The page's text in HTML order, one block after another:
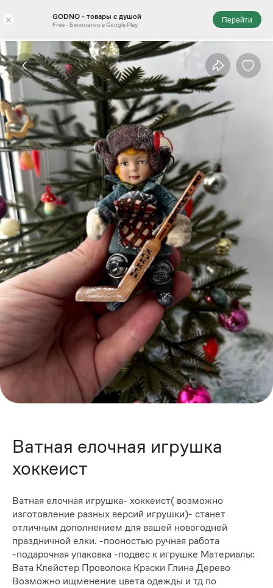
× GODNO - товары с душой
Free - Бесплатно в Google Play
Перейти
Ватная елочная игрушка
хоккеист
Ватная елочная игрушка- хоккеист( возможно
изготовление разных версий игрушки)- станет
отличным дополнением для вашей новогодней
праздничной елки. -пооностью ручная работа
-подарочная упаковка -подвес к игрушке Материалы:
Вата Клейстер Проволока Краски Глина Дерево
Возможно ищменение цвета одежды и тд по